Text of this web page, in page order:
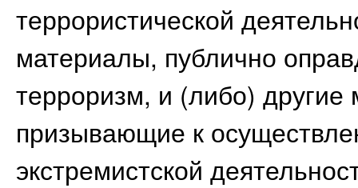
террористической
материалы, публично
терроризм, и (либо)
призывающие к
экстремистской